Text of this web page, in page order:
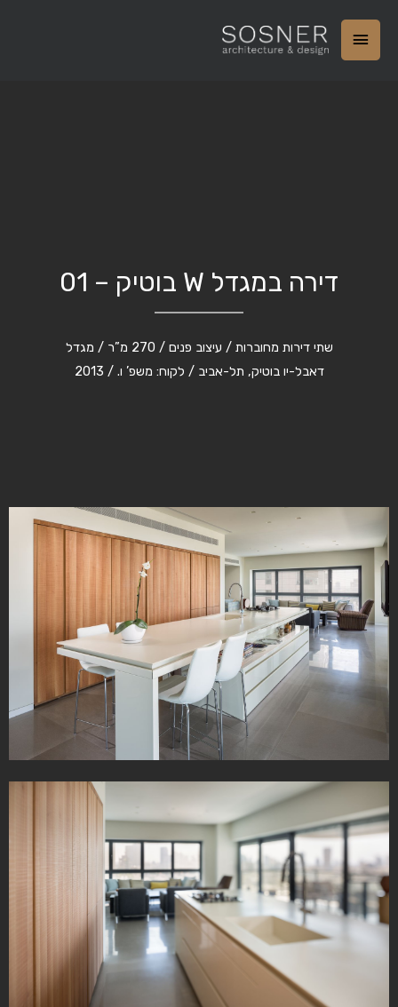
דירה במגדל W בוטיק – 01
שתי דירות מחוברות / עיצוב פנים / 270 מ”ר / מגדל
דאבל-יו בוטיק, תל-אביב / לקוח: משפ’ ו. / 2013